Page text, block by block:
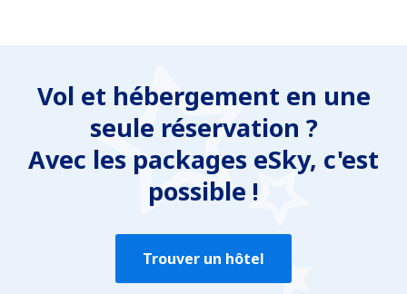
Contient des informations inexactes
Ne couvre pas l'ensemble du sujet
Est trop long
Vol et hébergement en une
seule réservation ?
Avec les packages eSky, c'est
possible !
Trouver un hôtel